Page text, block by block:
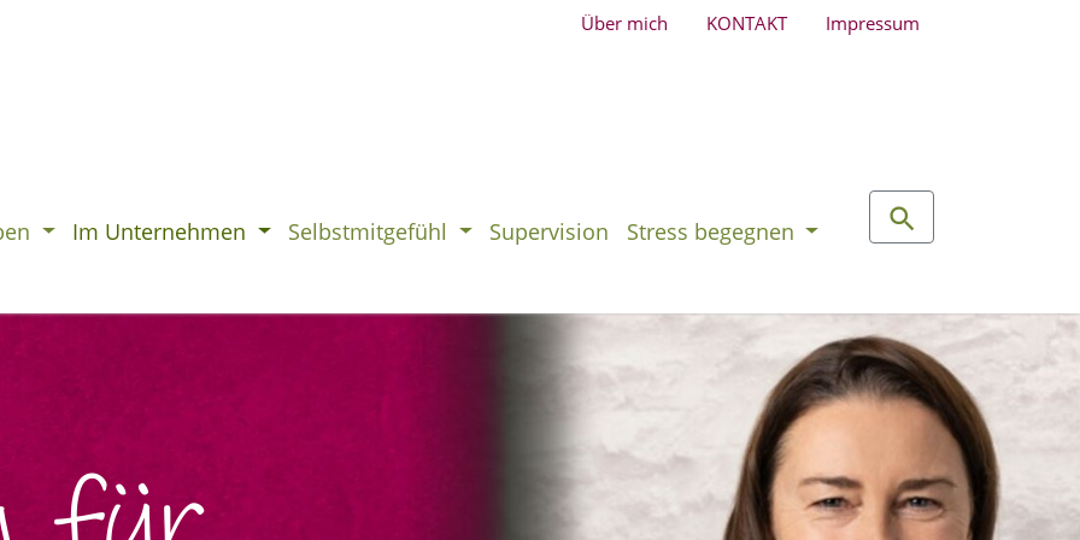
Über mich KONTAKT Impressum
Im Unternehmen Selbstmitgefühl Supervision Stress begegnen